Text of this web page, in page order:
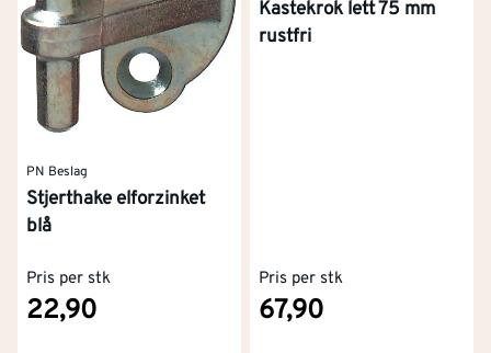
PN Beslag
Stjerthake elforzinket
blå
Pris per stk
22,90
Kastekrok lett 75 mm
rustfri
Pris per stk
67,90